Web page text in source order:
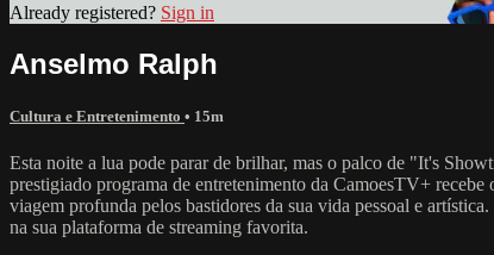
Already registered? Sign in
Anselmo Ralph
Cultura e Entretenimento • 15m
Esta noite a lua pode parar de brilhar, mas o palco de "It's
prestigiado programa de entretenimento da CamoesTV+
viagem profunda pelos bastidores da sua vida pessoal e
na sua plataforma de streaming favorita.